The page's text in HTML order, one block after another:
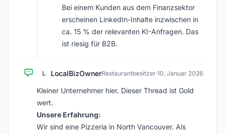
Bei einem Kunden aus dem Finanzsektor
erscheinen LinkedIn-Inhalte inzwischen in
ca. 15 % der relevanten KI-Anfragen. Das
ist riesig für B2B.
L LocalBizOwnerRestaurantbesitzer·10. Januar 2026
Kleiner Unternehmer hier. Dieser Thread ist Gold
wert.
Unsere Erfahrung:
Wir sind eine Pizzeria in North Vancouver. Als